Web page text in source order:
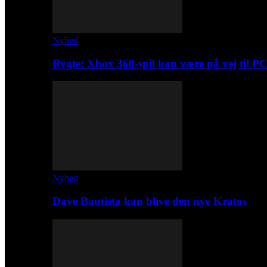
Nyhed
Rygte: Xbox 360-spil kan være på vej til PC
Nyhed
Dave Bautista kan blive den nye Kratos